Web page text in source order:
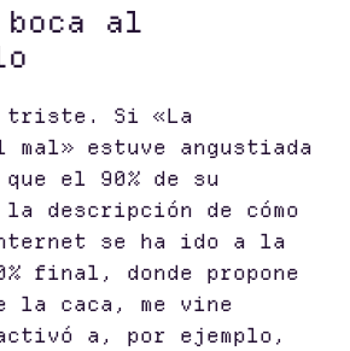
boca al
triste. Si «La
estuve angustiada
el 90% de su
descripción de cómo
se ha ido a la
final, donde propone
la caca, me vine
a, por ejemplo,